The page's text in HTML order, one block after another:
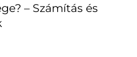
– Számítás és